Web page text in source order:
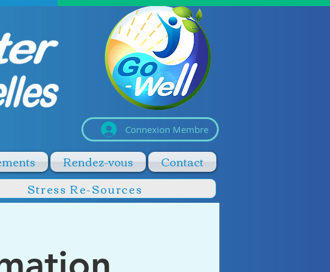
Connexion Membre
Rendez-vous
Contact
Stress Re-Sources